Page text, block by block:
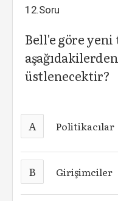
12.Soru
Bell'e göre
üstlenecektir?
A Politikacılar
B Girişimciler